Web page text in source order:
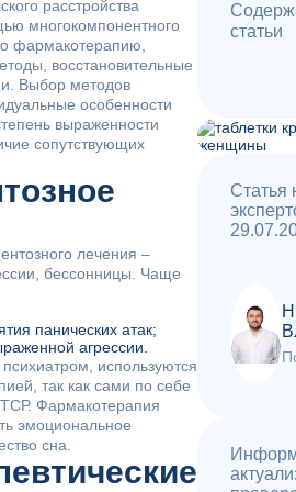
а не только симптомы
профилактики
— часто бесплатные или
эффект сохраняется
краткосрочные
solution-focused терапия,
уже через 6-8
психотерапию
людей.
— сеансы утром, вечером
— экономит деньги на
нерешенных
расстройства
многокомпонентного
фармакотерапию,
восстановительные
Выбор методов
особенности
выраженности
сопутствующих
лечения –
бессонницы. Чаще
панических атак;
агрессии.
используются
так как сами по себе
Фармакотерапия
эмоциональное
сна.
статьи
Статья